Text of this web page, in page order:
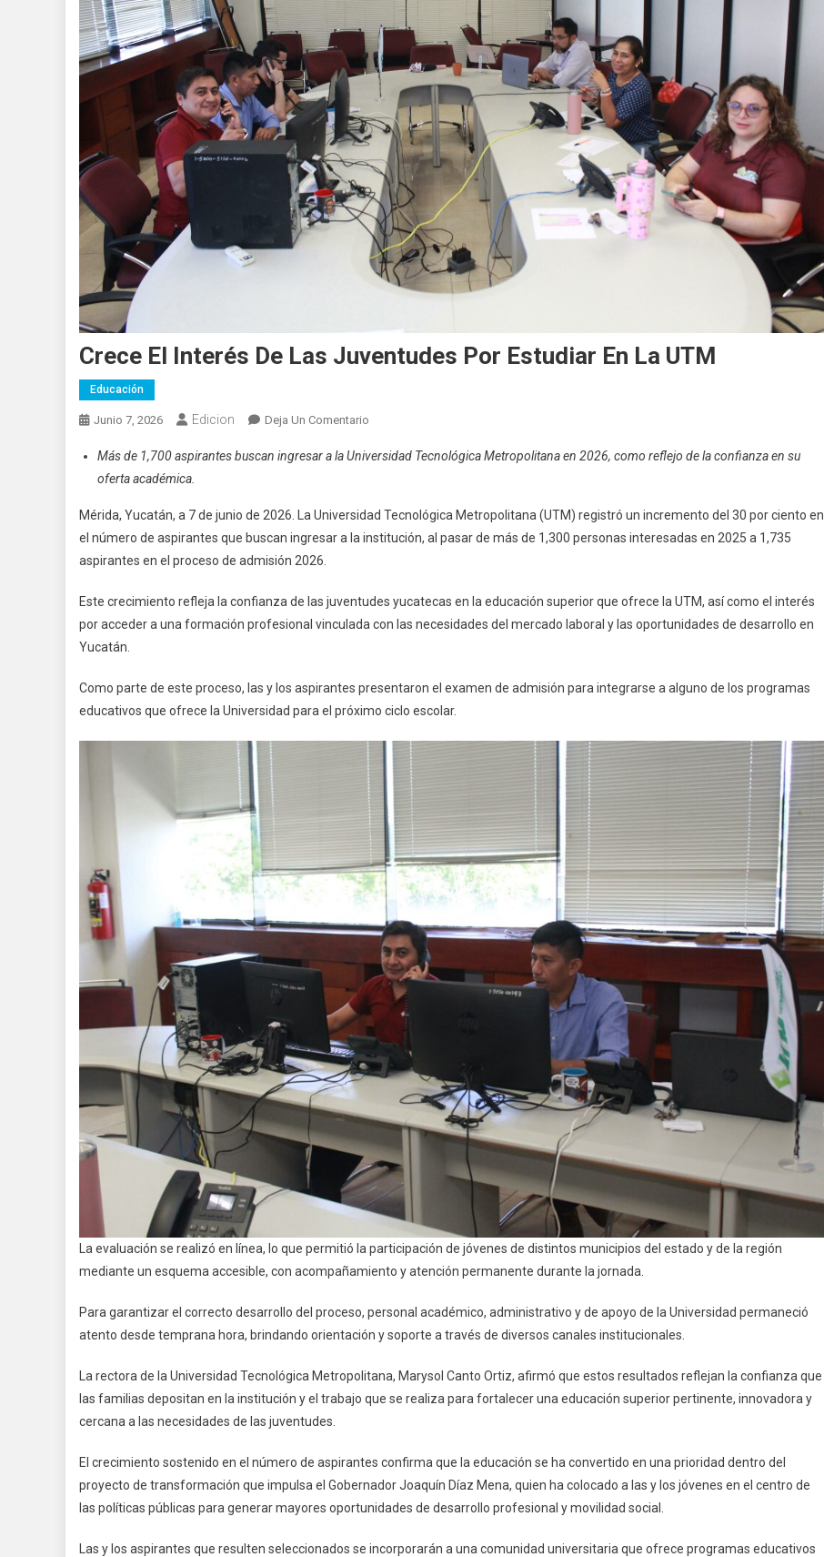
Crece El Interés De Las Juventudes Por Estudiar En La UTM
Educación
Junio 7, 2026 Edicion Deja Un Comentario
El
Las
Juventudes
En
La
Más de 1,700 aspirantes buscan ingresar a la Universidad Tecnológica Metropolitana en 2026, como reflejo de la confianza en su
oferta académica.
Mérida, Yucatán, a 7 de junio de 2026. La Universidad Tecnológica Metropolitana (UTM) registró un incremento del 30 por ciento en
el número de aspirantes que buscan ingresar a la institución, al pasar de más de 1,300 personas interesadas en 2025 a 1,735
aspirantes en el proceso de admisión 2026.
Este crecimiento refleja la confianza de las juventudes yucatecas en la educación superior que ofrece la UTM, así como el interés
por acceder a una formación profesional vinculada con las necesidades del mercado laboral y las oportunidades de desarrollo en
Yucatán.
Como parte de este proceso, las y los aspirantes presentaron el examen de admisión para integrarse a alguno de los programas
educativos que ofrece la Universidad para el próximo ciclo escolar.
La evaluación se realizó en línea, lo que permitió la participación de jóvenes de distintos municipios del estado y de la región
mediante un esquema accesible, con acompañamiento y atención permanente durante la jornada.
Para garantizar el correcto desarrollo del proceso, personal académico, administrativo y de apoyo de la Universidad permaneció
atento desde temprana hora, brindando orientación y soporte a través de diversos canales institucionales.
La rectora de la Universidad Tecnológica Metropolitana, Marysol Canto Ortiz, afirmó que estos resultados reflejan la confianza que
las familias depositan en la institución y el trabajo que se realiza para fortalecer una educación superior pertinente, innovadora y
cercana a las necesidades de las juventudes.
El crecimiento sostenido en el número de aspirantes confirma que la educación se ha convertido en una prioridad dentro del
proyecto de transformación que impulsa el Gobernador Joaquín Díaz Mena, quien ha colocado a las y los jóvenes en el centro de
las políticas públicas para generar mayores oportunidades de desarrollo profesional y movilidad social.
Las y los aspirantes que resulten seleccionados se incorporarán a una comunidad universitaria que ofrece programas educativos